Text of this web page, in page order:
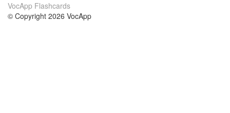
VocApp Flashcards
© Copyright 2026 VocApp